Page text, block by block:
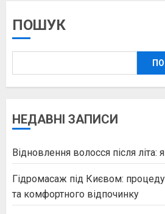
ПОШУК
НЕДАВНІ ЗАПИСИ
Відновлення волосся після літа:
Гідромасаж під Києвом:
та комфортного відпочинку